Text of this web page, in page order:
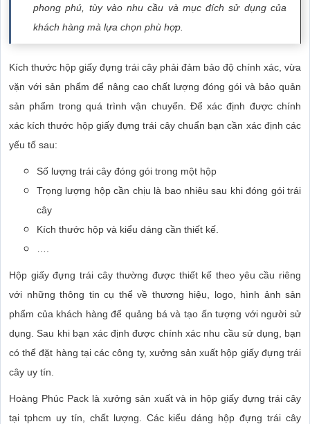
phong phú, tùy vào nhu cầu và mục đích sử dụng của
khách hàng mà lựa chọn phù hợp.
Kích thước hộp giấy đựng trái cây phải đảm bảo độ chính xác, vừa
vặn với sản phẩm để nâng cao chất lượng đóng gói và bảo quản
sản phẩm trong quá trình vận chuyển. Để xác định được chính
xác kích thước hộp giấy đựng trái cây chuẩn bạn cần xác định các
yếu tố sau:
Số lượng trái cây đóng gói trong một hộp
Trọng lượng hộp cần chịu là bao nhiêu sau khi đóng gói trái
cây
Kích thước hộp và kiểu dáng cần thiết kế.
Hộp giấy đựng trái cây thường được thiết kế theo yêu cầu riêng
với những thông tin cụ thể về thương hiệu, logo, hình ảnh sản
phẩm của khách hàng để quảng bá và tạo ấn tượng với người sử
dụng. Sau khi bạn xác định được chính xác nhu cầu sử dụng, bạn
có thể đặt hàng tại các công ty, xưởng sản xuất hộp giấy đựng trái
cây uy tín.
Hoàng Phúc Pack là xưởng sản xuất và in hộp giấy đựng trái cây
tại tphcm uy tín, chất lượng. Các kiểu dáng hộp đựng trái cây